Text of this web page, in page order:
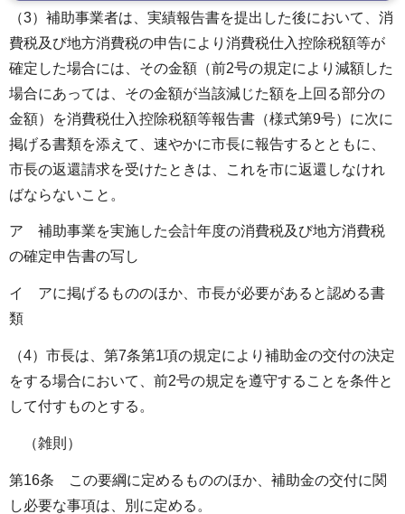
（3）補助事業者は、実績報告書を提出した後において、消
費税及び地方消費税の申告により消費税仕入控除税額等が
確定した場合には、その金額（前2号の規定により減額した
場合にあっては、その金額が当該減じた額を上回る部分の
金額）を消費税仕入控除税額等報告書（様式第9号）に次に
掲げる書類を添えて、速やかに市長に報告するとともに、
市長の返還請求を受けたときは、これを市に返還しなけれ
ばならないこと。
ア 補助事業を実施した会計年度の消費税及び地方消費税
の確定申告書の写し
イ アに掲げるもののほか、市長が必要があると認める書
類
（4）市長は、第7条第1項の規定により補助金の交付の決定
をする場合において、前2号の規定を遵守することを条件と
して付すものとする。
（雑則）
第16条 この要綱に定めるもののほか、補助金の交付に関
し必要な事項は、別に定める。